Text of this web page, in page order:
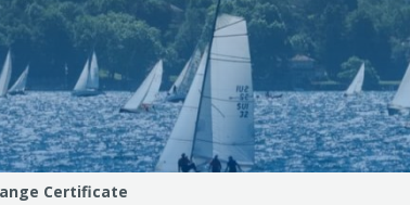
Certificate